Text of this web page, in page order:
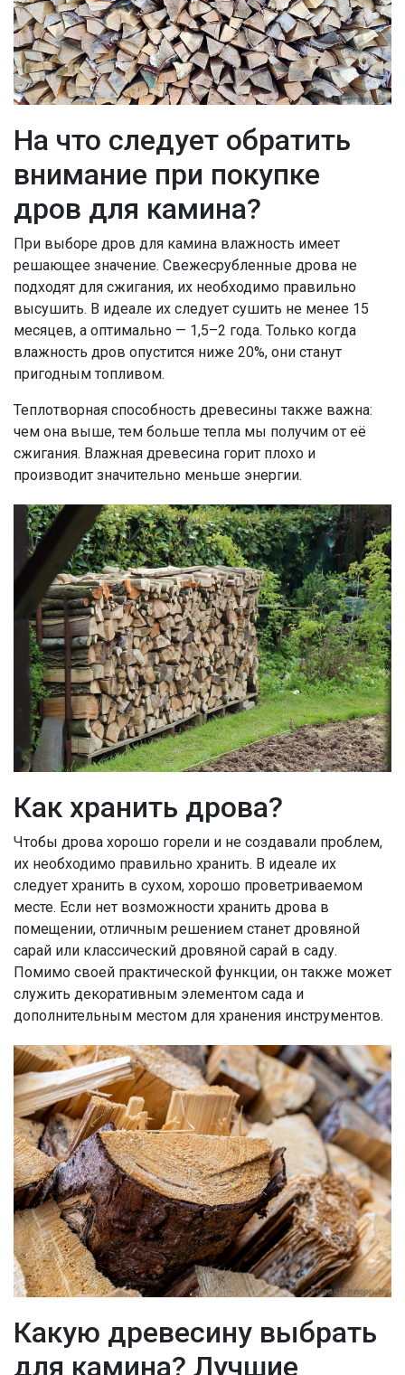
На что следует обратить
внимание при покупке
дров для камина?
При выборе дров для камина влажность имеет
решающее значение. Свежесрубленные дрова не
подходят для сжигания, их необходимо правильно
высушить. В идеале их следует сушить не менее 15
месяцев, а оптимально — 1,5–2 года. Только когда
влажность дров опустится ниже 20%, они станут
пригодным топливом.
Теплотворная способность древесины также важна:
чем она выше, тем больше тепла мы получим от её
сжигания. Влажная древесина горит плохо и
производит значительно меньше энергии.
Как хранить дрова?
Чтобы дрова хорошо горели и не создавали проблем,
их необходимо правильно хранить. В идеале их
следует хранить в сухом, хорошо проветриваемом
месте. Если нет возможности хранить дрова в
помещении, отличным решением станет дровяной
сарай или классический дровяной сарай в саду.
Помимо своей практической функции, он также может
служить декоративным элементом сада и
дополнительным местом для хранения инструментов.
Какую древесину выбрать
для камина? Лучшие